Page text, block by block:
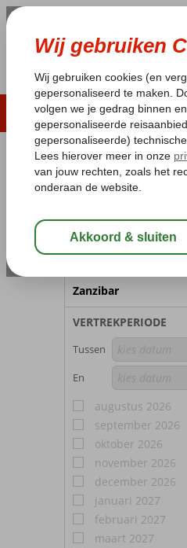
LAST MINUTE
Pakketgarantie
REISGEZELSCHAP
Zanzibar
VERTREKPERIODE
Tussen
En
augustus 2026
september 2026
oktober 2026
november 2026
december 2026
januari 2027
februari 2027
maart 2027